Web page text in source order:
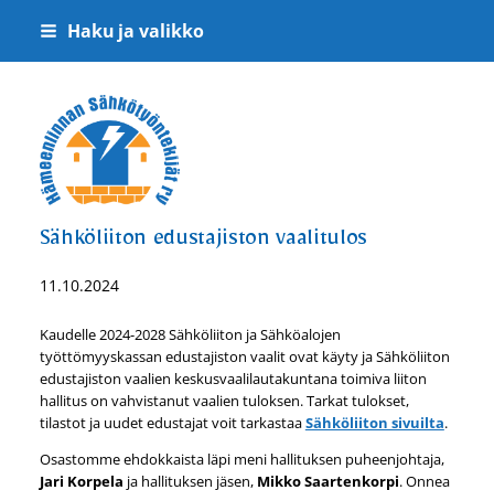
Siirry
sivun
sisältöön
Haku ja valikko
Hämeenlinnan Sähkötyöntekijät ry
Sähköliiton edustajiston vaalitulos
11.10.2024
Kaudelle 2024-2028 Sähköliiton ja Sähköalojen
työttömyyskassan edustajiston vaalit ovat käyty ja Sähköliiton
edustajiston vaalien keskusvaalilautakuntana toimiva liiton
hallitus on vahvistanut vaalien tuloksen. Tarkat tulokset,
tilastot ja uudet edustajat voit tarkastaaSähköliiton sivuilta.
Osastomme ehdokkaista läpi meni hallituksen puheenjohtaja,
Jari Korpela ja hallituksen jäsen, Mikko Saartenkorpi. Onnea